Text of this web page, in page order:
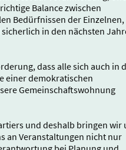
Balance zwischen
Bedürfnissen der Einzelnen,
in den nächsten
dass alle sich auch in
einer demokratischen
Gemeinschaftswohnung
und deshalb bringen wir
an Veranstaltungen nicht nur